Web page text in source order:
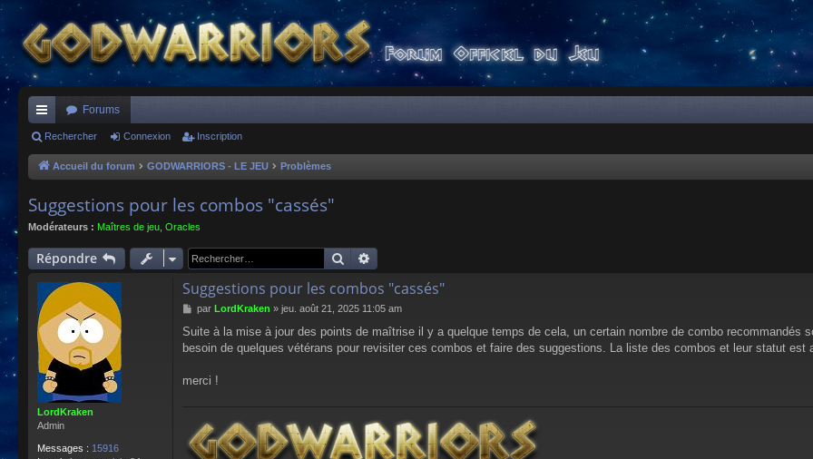
ac
co
s
Forums
Rechercher Connexion Inscription
Accueil du forum GODWARRIORS - LE JEU Problèmes
Suggestions pour les combos "cassés"
Modérateurs : Maîtres de jeu Oracles
Répondre Rechercher
LordKraken
Admin
Messages : 15916
Suggestions pour les combos "cassés"
M
s
s
par LordKraken » jeu. août 21, 2025 11:05 am
Suite à la mise à jour des points de maîtrise il y a quelque temps de cela, un certain nombre de combo recommandés
besoin de quelques vétérans pour revisiter ces combos et faire des suggestions. La liste des combos et leur statut
merci !